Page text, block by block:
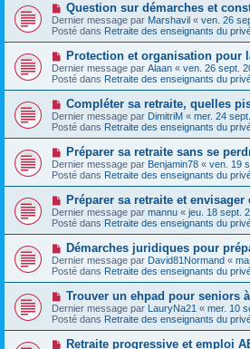
es
s
a
g
e
a
u
m
e
s
a
g
e
N
o
u
v
e
a
u
m
e
s
s
a
g
e
Question sur démarches et
Dernier message par Marshavil « ven. 26
Posté dans Retraite des enseignants du
N
o
u
v
a
u
m
e
s
a
g
e
Protection et organisation pour
Dernier message par Alaan « ven. 26 sept.
Posté dans Retraite des enseignants du
N
o
u
v
e
a
u
m
e
s
a
g
e
Compléter sa retraite, quelles
Dernier message par DimitriM « mer. 24
Posté dans Retraite des enseignants du
N
o
u
v
e
a
u
m
e
s
a
g
e
Préparer sa retraite sans se
Dernier message par Benjamin78 « ven. 19
Posté dans Retraite des enseignants du
N
o
u
v
e
a
u
m
e
s
s
a
g
e
Préparer sa retraite et
Dernier message par mannu « jeu. 18 sept.
Posté dans Retraite des enseignants du
N
o
u
v
e
u
m
e
Démarches juridiques pour
Dernier message par David81Normand «
Posté dans Retraite des enseignants du
N
o
u
v
e
Trouver un ehpad pour seniors
Dernier message par LauryNa21 « mer. 10
Posté dans Retraite des enseignants du
NRetraite progressive et emploi